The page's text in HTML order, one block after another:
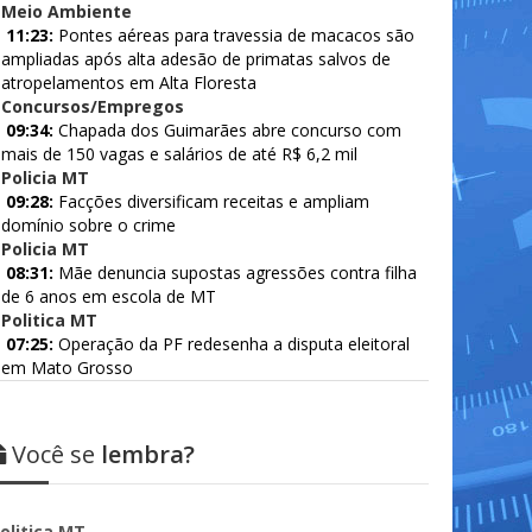
Meio Ambiente
11:23: Pontes aéreas para travessia de macacos são
ampliadas após alta adesão de primatas salvos de
atropelamentos em Alta Floresta
Concursos/Empregos
09:34: Chapada dos Guimarães abre concurso com
mais de 150 vagas e salários de até R$ 6,2 mil
Policia MT
09:28: Facções diversificam receitas e ampliam
domínio sobre o crime
Policia MT
08:31: Mãe denuncia supostas agressões contra filha
de 6 anos em escola de MT
Politica MT
07:25: Operação da PF redesenha a disputa eleitoral
em Mato Grosso
Você se lembra?